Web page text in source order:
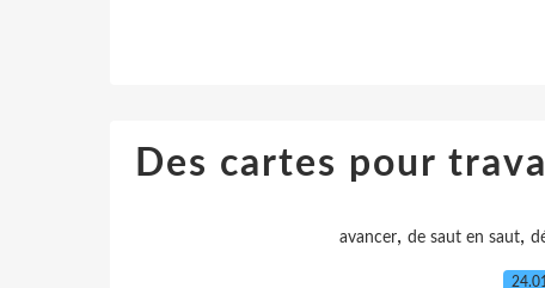
Des cartes pour
avancer, de saut en saut,